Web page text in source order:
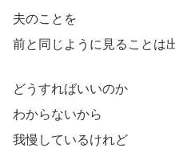
夫のことを
前と同じように見ることは
どうすればいいのか
わからないから
我慢しているけれど